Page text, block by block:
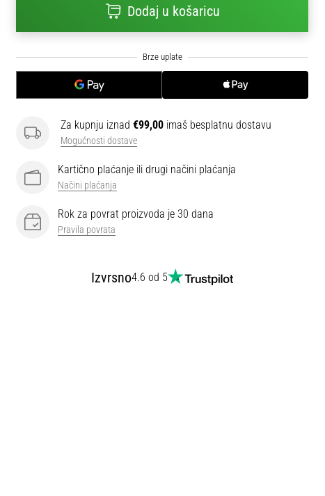
Dodaj u košaricu
Za kupnju iznad €99,00 imaš besplatnu dostavu
Mogućnosti dostave
Kartično plaćanje ili drugi načini plaćanja
Načini plaćanja
Rok za povrat proizvoda je 30 dana
Pravila povrata
Izvrsno4.6 od 5